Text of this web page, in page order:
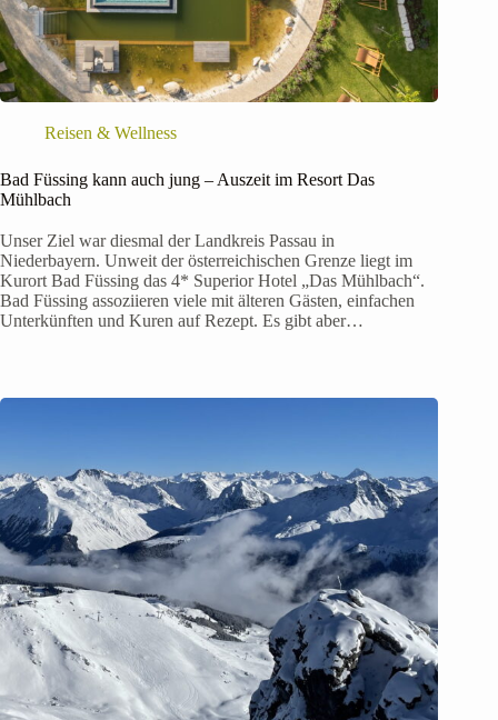
Reisen & Wellness
Bad Füssing kann auch jung – Auszeit im Resort Das
Mühlbach
Unser Ziel war diesmal der Landkreis Passau in
Niederbayern. Unweit der österreichischen Grenze liegt im
Kurort Bad Füssing das 4* Superior Hotel „Das Mühlbach“.
Bad Füssing assoziieren viele mit älteren Gästen, einfachen
Unterkünften und Kuren auf Rezept. Es gibt aber…